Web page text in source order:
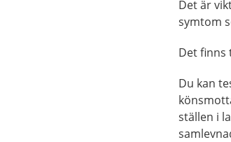
Det är
symtom
Det finns
Du kan
ställen i